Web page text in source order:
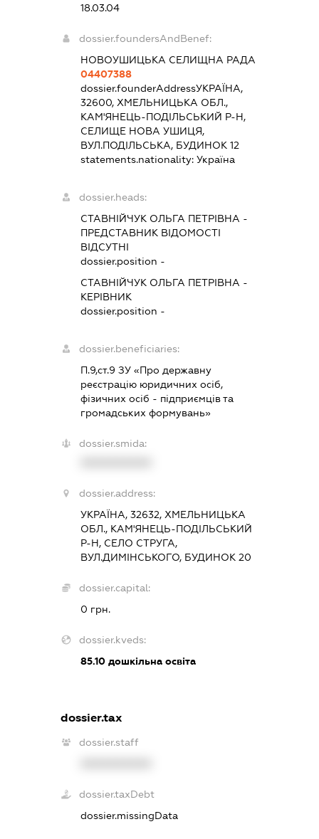
18.03.04
dossier.foundersAndBenef:
НОВОУШИЦЬКА СЕЛИЩНА РАДА
04407388
dossier.founderAddressУКРАЇНА,
32600, ХМЕЛЬНИЦЬКА ОБЛ.,
КАМ'ЯНЕЦЬ-ПОДІЛЬСЬКИЙ Р-Н,
СЕЛИЩЕ НОВА УШИЦЯ,
ВУЛ.ПОДІЛЬСЬКА, БУДИНОК 12
statements.nationality:Україна
dossier.heads:
СТАВНІЙЧУК ОЛЬГА ПЕТРІВНА -
ПРЕДСТАВНИК ВІДОМОСТІ
ВІДСУТНІ
dossier.position -
СТАВНІЙЧУК ОЛЬГА ПЕТРІВНА -
КЕРІВНИК
dossier.position -
dossier.beneficiaries:
П.9,ст.9 ЗУ «Про державну
реєстрацію юридичних осіб,
фізичних осіб - підприємців та
громадських формувань»
dossier.smida:
dossier.address:
УКРАЇНА, 32632, ХМЕЛЬНИЦЬКА
ОБЛ., КАМ'ЯНЕЦЬ-ПОДІЛЬСЬКИЙ
Р-Н, СЕЛО СТРУГА,
ВУЛ.ДИМІНСЬКОГО, БУДИНОК 20
dossier.capital:
0 грн.
dossier.kveds:
85.10 дошкільна освіта
dossier.tax
dossier.staff
dossier.taxDebt
dossier.missingData